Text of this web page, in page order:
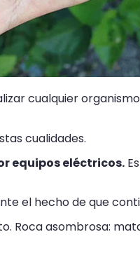
cualquier
cualidades.
equipos eléctricos.
el hecho de que
Roca asombrosa: